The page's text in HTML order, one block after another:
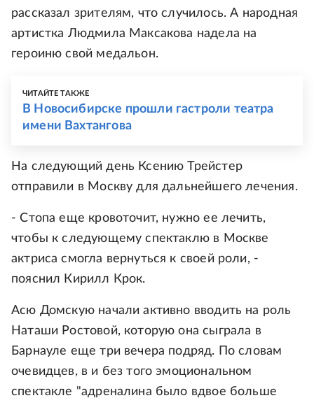
рассказал зрителям, что случилось. А народная
артистка Людмила Максакова надела на
героиню свой медальон.
ЧИТАЙТЕ ТАКЖЕ
В Новосибирске прошли гастроли театра
имени Вахтангова
На следующий день Ксению Трейстер
отправили в Москву для дальнейшего лечения.
- Стопа еще кровоточит, нужно ее лечить,
чтобы к следующему спектаклю в Москве
актриса смогла вернуться к своей роли, -
пояснил Кирилл Крок.
Асю Домскую начали активно вводить на роль
Наташи Ростовой, которую она сыграла в
Барнауле еще три вечера подряд. По словам
очевидцев, в и без того эмоциональном
спектакле "адреналина было вдвое больше